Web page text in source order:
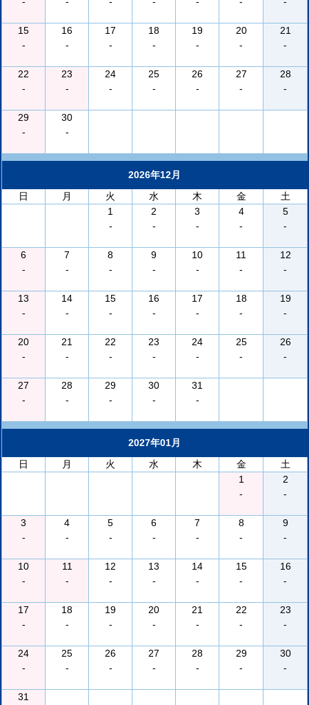
15
-
16
-
17
-
18
-
19
-
20
-
21
-
22
-
23
-
24
-
25
-
26
-
27
-
28
-
29
-
30
-
2026年12月
日
月 火 水 木 金
土
1
-
2
-
3
-
4
-
5
-
6
-
7
-
8
-
9
-
10
-
11
-
12
-
13
-
14
-
15
-
16
-
17
-
18
-
19
-
20
-
21
-
22
-
23
-
24
-
25
-
26
-
27
-
28
-
29
-
30
-
31
-
2027年01月
日
月 火 水 木 金
土
1
-
2
-
3
-
4
-
5
-
6
-
7
-
8
-
9
-
10
-
11
-
12
-
13
-
14
-
15
-
16
-
17
-
18
-
19
-
20
-
21
-
22
-
23
-
24
-
25
-
26
-
27
-
28
-
29
-
30
-
31